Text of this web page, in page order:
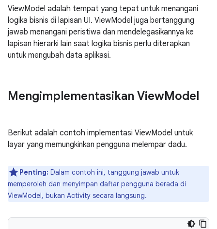
ViewModel adalah tempat yang tepat untuk menangani
logika bisnis di lapisan UI. ViewModel juga bertanggung
jawab menangani peristiwa dan mendelegasikannya ke
lapisan hierarki lain saat logika bisnis perlu diterapkan
untuk mengubah data aplikasi.
Mengimplementasikan ViewModel
Berikut adalah contoh implementasi ViewModel untuk
layar yang memungkinkan pengguna melempar dadu.
Penting: Dalam contoh ini, tanggung jawab untuk
memperoleh dan menyimpan daftar pengguna berada di
ViewModel, bukan Activity secara langsung.